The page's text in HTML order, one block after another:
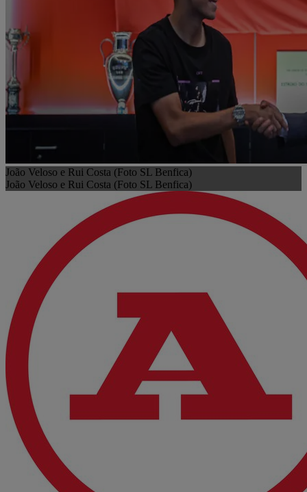
João Veloso e Rui Costa (Foto SL Benfica)
João Veloso e Rui Costa (Foto SL Benfica)